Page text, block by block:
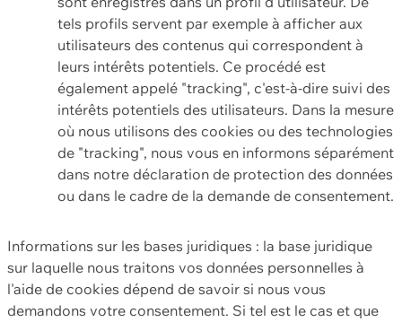
tels profils servent par exemple à afficher aux
utilisateurs des contenus qui correspondent à
leurs intérêts potentiels. Ce procédé est
également appelé "tracking", c'est-à-dire suivi des
intérêts potentiels des utilisateurs. Dans la mesure
où nous utilisons des cookies ou des technologies
de "tracking", nous vous en informons séparément
dans notre déclaration de protection des données
ou dans le cadre de la demande de consentement.
Informations sur les bases juridiques : la base juridique
sur laquelle nous traitons vos données personnelles à
l'aide de cookies dépend de savoir si nous vous
demandons votre consentement. Si tel est le cas et que